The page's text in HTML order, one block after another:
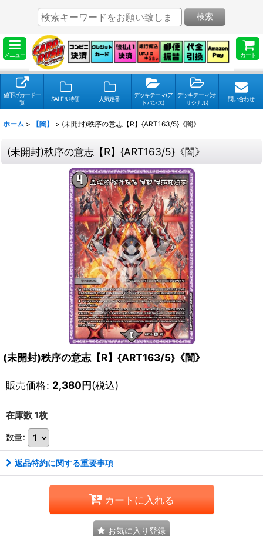
メニュー カート
検索
値下げカード一
覧
SALE＆特価 人気定番
デッキテーマ(ア
ドバンス)
デッキテーマ(オ
リジナル)
問い合わせ
ホーム > 【闇】 > (未開封)秩序の意志【R】{ART163/5}《闇》
(未開封)秩序の意志【R】{ART163/5}《闇》
(未開封)秩序の意志【R】{ART163/5}《闇》
販売価格: 2,380円(税込)
在庫数 1枚
数量:
返品特約に関する重要事項
カートに入れる
お気に入り登録